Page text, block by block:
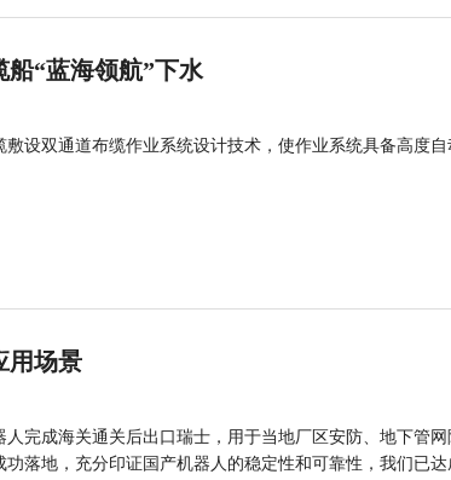
船“蓝海领航”下水
设双通道布缆作业系统设计技术，使作业系统具备高度自
用场景
完成海关通关后出口瑞士，用于当地厂区安防、地下管
落地，充分印证国产机器人的稳定性和可靠性，我们已达